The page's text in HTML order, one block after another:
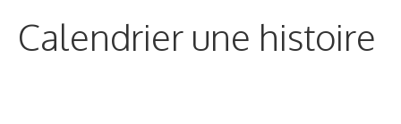
Calendrier une histoire